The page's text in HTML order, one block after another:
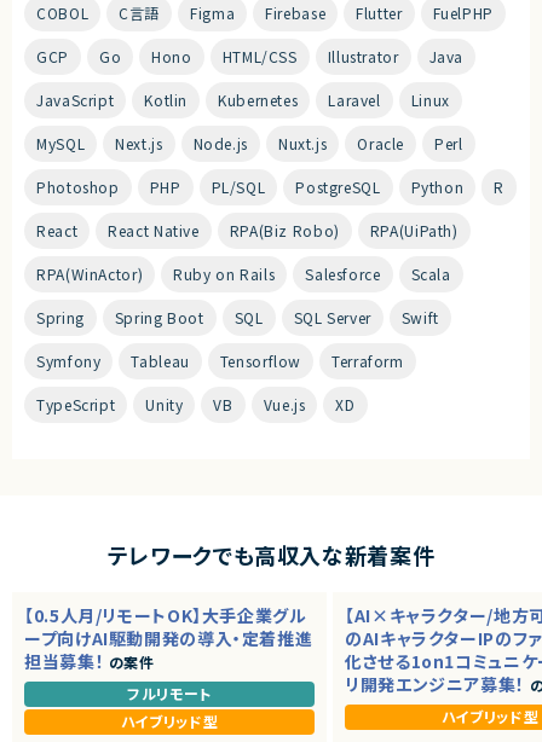
COBOL C言語 Figma Firebase Flutter FuelPHP
GCP Go Hono HTML/CSS Illustrator Java
JavaScript Kotlin Kubernetes Laravel Linux
MySQL Next.js Node.js Nuxt.js Oracle Perl
Photoshop PHP PL/SQL PostgreSQL Python R
React React Native RPA(Biz Robo) RPA(UiPath)
RPA(WinActor) Ruby on Rails Salesforce Scala
Spring Spring Boot SQL SQL Server Swift
Symfony Tableau Tensorflow Terraform
TypeScript Unity VB Vue.js XD
テレワークでも高収入な新着案件
【0.5人月/リモートOK】大手企業グル
ープ向けAI駆動開発の導入・定着推進
担当募集！ の案件
フルリモート
ハイブリッド型
【AI×キャラクター/地方
のAIキャラクターIPのフ
化させる1on1コミュニケ
リ開発エンジニア募集！
ハイブリッド型